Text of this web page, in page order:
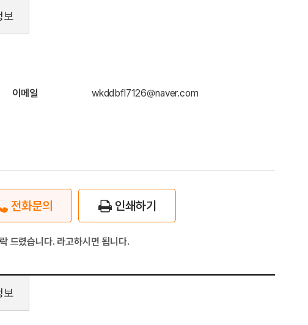
보
이메일 wkddbfl7126@naver.com
전화문의 인쇄하기
드렸습니다. 라고하시면 됩니다.
보